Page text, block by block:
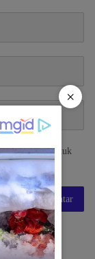
ini untuk
×